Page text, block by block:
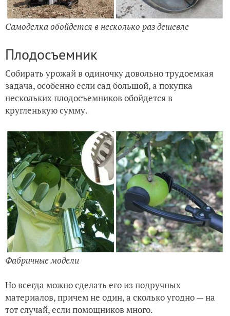
Самоделка обойдется в несколько раз дешевле
Плодосъемник
Собирать урожай в одиночку довольно трудоемкая
задача, особенно если сад большой, а покупка
нескольких плодосъемников обойдется в
кругленькую сумму.
Фабричные модели
Но всегда можно сделать его из подручных
материалов, причем не один, а сколько угодно — на
тот случай, если помощников много.